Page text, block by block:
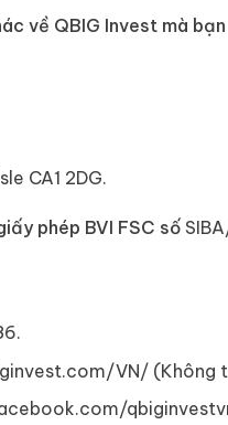
về QBIG Invest mà
CA1 2DG.
phép BVI FSC số
VN/ (Không